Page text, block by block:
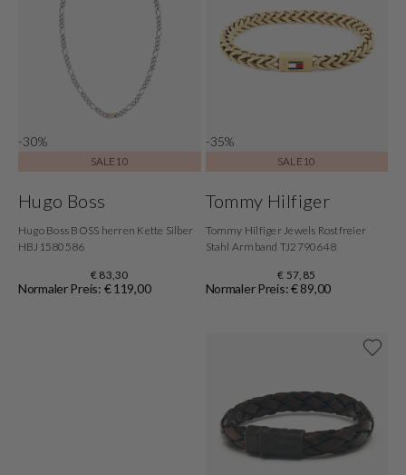
-30%
SALE10
Hugo Boss
Hugo Boss BOSS herren Kette Silber
HBJ1580586
€ 83,30
Normaler Preis: € 119,00
-35%
SALE10
Tommy Hilfiger
Tommy Hilfiger Jewels Rostfreier
Stahl Armband TJ2790648
€ 57,85
Normaler Preis: € 89,00